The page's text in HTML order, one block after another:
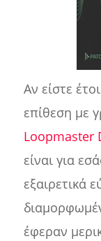
Αν είστε
επίθεση με
Loopmaster
είναι για
εξαιρετικά
έφεραν